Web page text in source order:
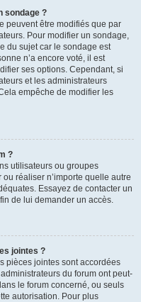
sondage ?
peuvent être modifiés que par
Pour modifier un sondage,
du sujet car le sondage est
n’a encore voté, il est
ses options. Cependant, si
et les administrateurs
empêche de modifier les
?
utilisateurs ou groupes
réaliser n’importe quelle autre
Essayez de contacter un
de lui demander un accès.
jointes ?
pièces jointes sont accordées
du forum ont peut-
le forum concerné, ou seuls
autorisation. Pour plus